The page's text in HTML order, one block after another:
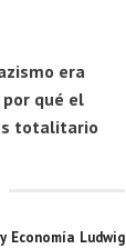
era
qué el
totalitario
Economía Ludwig